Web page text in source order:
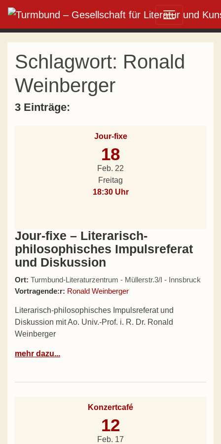
Hauptnavigation
Schlagwort: Ronald
Weinberger
3 Einträge:
Jour-fixe
18
Feb. 22
Freitag
18:30 Uhr
Jour-fixe – Literarisch-
philosophisches Impulsreferat
und Diskussion
Ort: Turmbund-Literaturzentrum - Müllerstr.3/I - Innsbruck
Vortragende:r: Ronald Weinberger
Literarisch-philosophisches Impulsreferat und
Diskussion mit Ao. Univ.-Prof. i. R. Dr. Ronald
Weinberger
mehr dazu...
Konzertcafé
12
Feb. 17